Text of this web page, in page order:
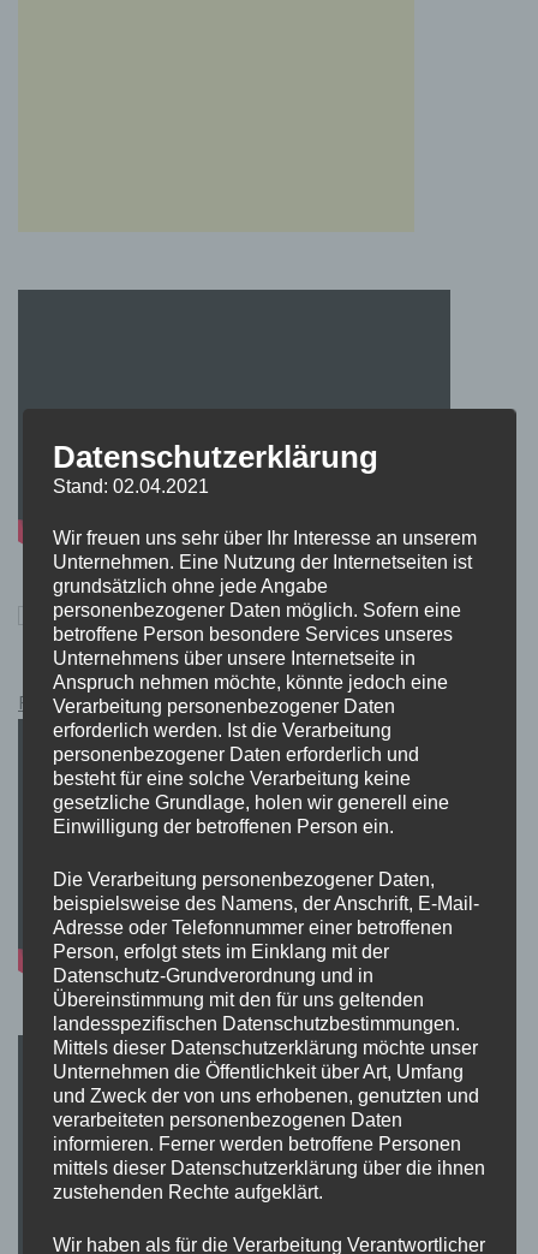
Pokémon Schwert und Schild Kauflink.>LINK<
Datenschutzerklärung
Stand: 02.04.2021
Wir freuen uns sehr über Ihr Interesse an unserem
Unternehmen. Eine Nutzung der Internetseiten ist
grundsätzlich ohne jede Angabe
personenbezogener Daten möglich. Sofern eine
betroffene Person besondere Services unseres
Unternehmens über unsere Internetseite in
Anspruch nehmen möchte, könnte jedoch eine
Verarbeitung personenbezogener Daten
erforderlich werden. Ist die Verarbeitung
personenbezogener Daten erforderlich und
besteht für eine solche Verarbeitung keine
gesetzliche Grundlage, holen wir generell eine
Einwilligung der betroffenen Person ein.
Die Verarbeitung personenbezogener Daten,
beispielsweise des Namens, der Anschrift, E-Mail-
Adresse oder Telefonnummer einer betroffenen
Person, erfolgt stets im Einklang mit der
Datenschutz-Grundverordnung und in
Übereinstimmung mit den für uns geltenden
landesspezifischen Datenschutzbestimmungen.
Mittels dieser Datenschutzerklärung möchte unser
Unternehmen die Öffentlichkeit über Art, Umfang
und Zweck der von uns erhobenen, genutzten und
verarbeiteten personenbezogenen Daten
informieren. Ferner werden betroffene Personen
mittels dieser Datenschutzerklärung über die ihnen
zustehenden Rechte aufgeklärt.
Wir haben als für die Verarbeitung Verantwortlicher